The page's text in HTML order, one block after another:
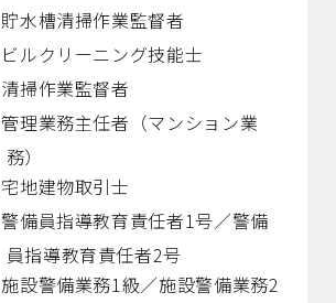
貯水槽清掃作業監督者
ビルクリーニング技能士
清掃作業監督者
管理業務主任者（マンション業
務）
宅地建物取引士
警備員指導教育責任者1号／警備
員指導教育責任者2号
施設警備業務1級／施設警備業務2